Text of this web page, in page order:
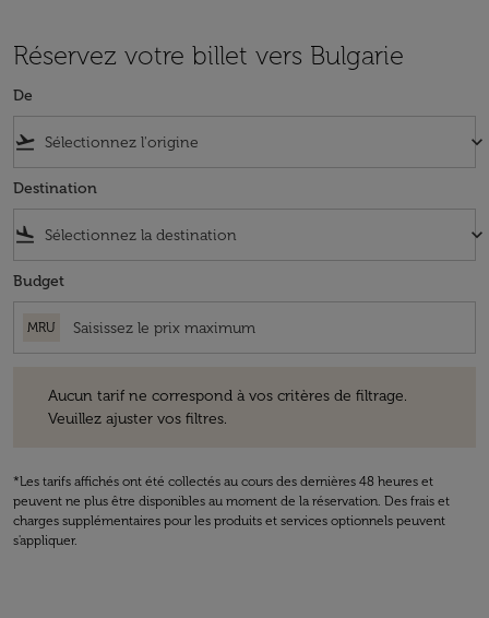
Réservez votre billet vers Bulgarie
De
flight_takeoff keyboard_arrow_down
Destination
flight_land keyboard_arrow_down
Budget
MRU
Aucun tarif ne correspond à vos critères de filtrage.
Veuillez ajuster vos filtres.
*Les tarifs affichés ont été collectés au cours des dernières 48 heures et
peuvent ne plus être disponibles au moment de la réservation. Des frais et
charges supplémentaires pour les produits et services optionnels peuvent
s'appliquer.